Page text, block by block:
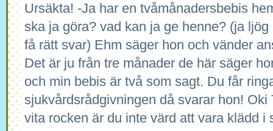
Ursäkta! -Ja har en tvåmånadersbebis
ska ja göra? vad kan ja ge henne? (ja
få rätt svar) Ehm säger hon och vänder
Det är ju från tre månader de här säger
och min bebis är två som sagt. Du får
sjukvårdsrådgivningen då svarar hon! Oki
vita rocken är du inte värd att vara klädd i